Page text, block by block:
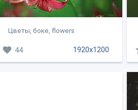
Цветы, боке, flowers
1920x1200
44